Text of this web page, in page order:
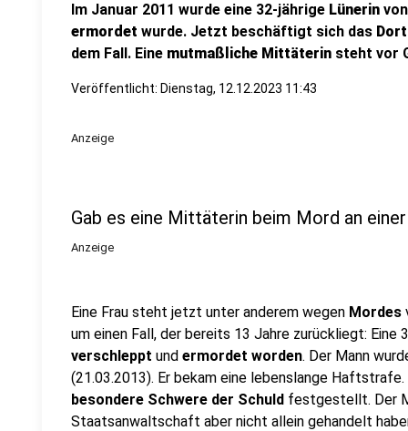
Im Januar 2011 wurde eine 32-jährige Lünerin
ermordet wurde. Jetzt beschäftigt sich das
dem Fall. Eine mutmaßliche Mittäterin steht vor
Veröffentlicht: Dienstag, 12.12.2023 11:43
Anzeige
Gab es eine Mittäterin beim Mord an
Anzeige
Eine Frau steht jetzt unter anderem wegen Mordes
um einen Fall, der bereits 13 Jahre zurückliegt: Eine
verschleppt und ermordet worden. Der Mann
(21.03.2013). Er bekam eine lebenslange
besondere Schwere der Schuld festgestellt. Der
Staatsanwaltschaft aber nicht allein gehandelt